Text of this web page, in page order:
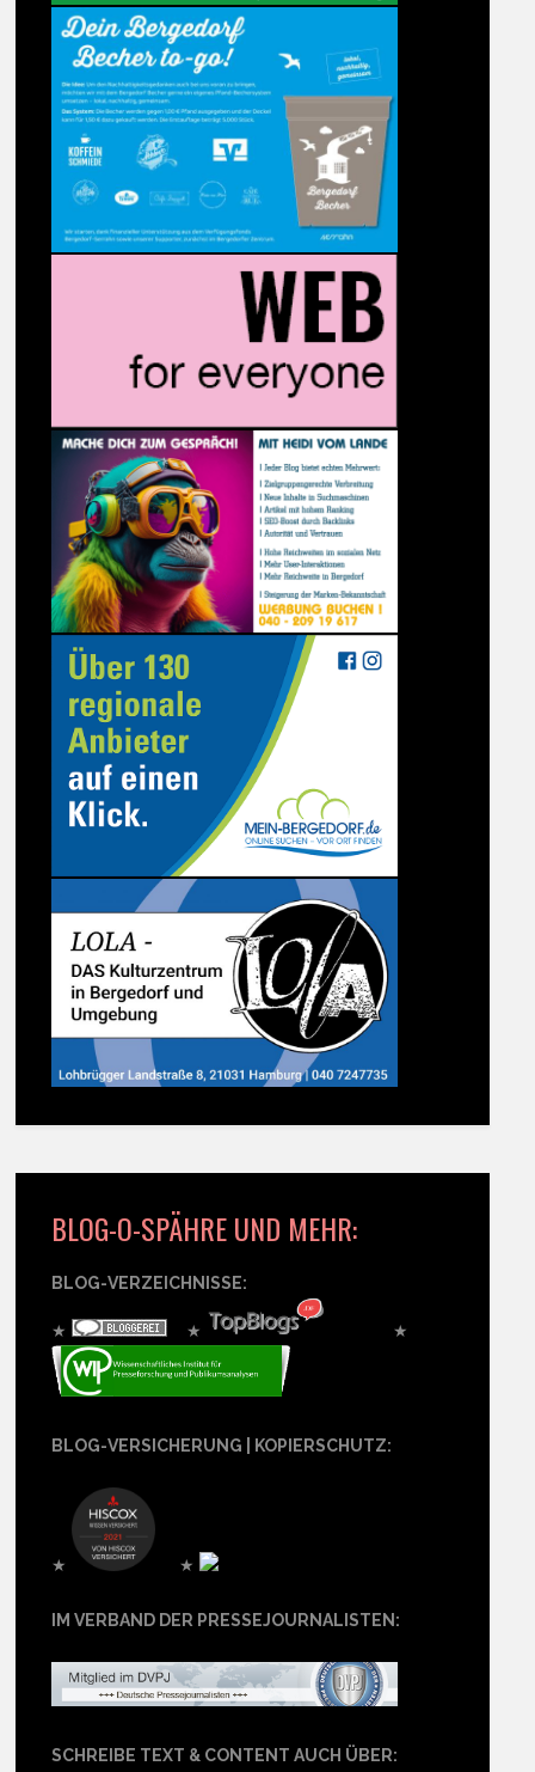
BLOG-O-SPÄHRE UND MEHR:
BLOG-VERZEICHNISSE:
★ ★ ★
BLOG-VERSICHERUNG | KOPIERSCHUTZ:
★ ★
IM VERBAND DER PRESSEJOURNALISTEN:
SCHREIBE TEXT & CONTENT AUCH ÜBER: